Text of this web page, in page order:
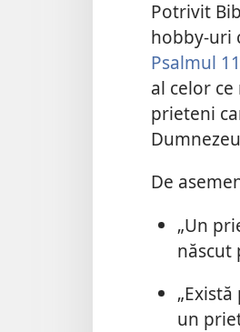
Potrivit
hobby-uri
Psalmul
al celor
prieteni
De
„Un
născut
un